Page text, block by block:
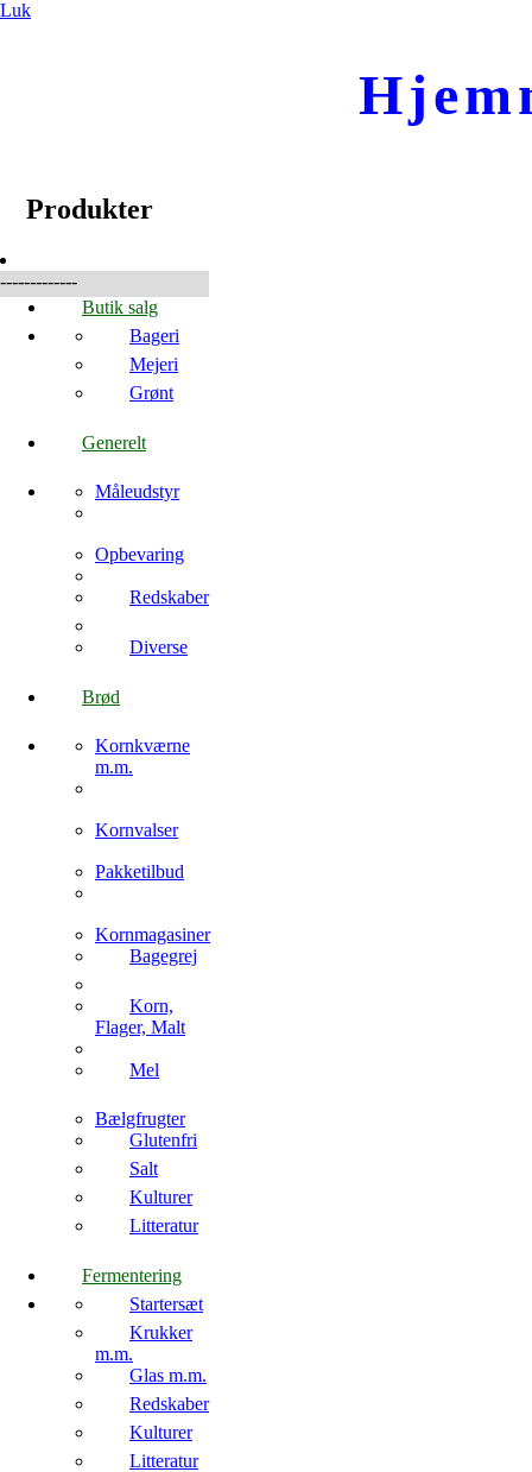
Luk
Produkter
-------------
Butik salg
Bageri
Mejeri
Grønt
Generelt
Måleudstyr
Opbevaring
Redskaber
Diverse
Brød
Kornkværne
m.m.
Kornvalser
Pakketilbud
Kornmagasiner
Bagegrej
Korn,
Flager, Malt
Mel
Bælgfrugter
Glutenfri
Salt
Kulturer
Litteratur
Fermentering
Startersæt
Krukker
m.m.
Glas m.m.
Redskaber
Kulturer
Litteratur